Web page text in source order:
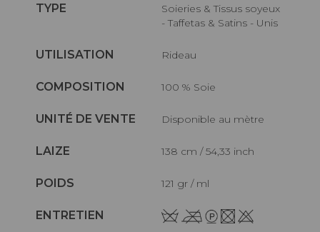
TYPE
Soieries & Tissus soyeux
- Taffetas & Satins - Unis
UTILISATION Rideau
COMPOSITION 100 % Soie
UNITÉ DE VENTE Disponible au mètre
LAIZE 138 cm / 54,33 inch
POIDS 121 gr / ml
ENTRETIEN